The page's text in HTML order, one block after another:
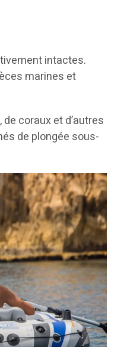
intactes.
marines et
coraux et d’autres
de plongée sous-